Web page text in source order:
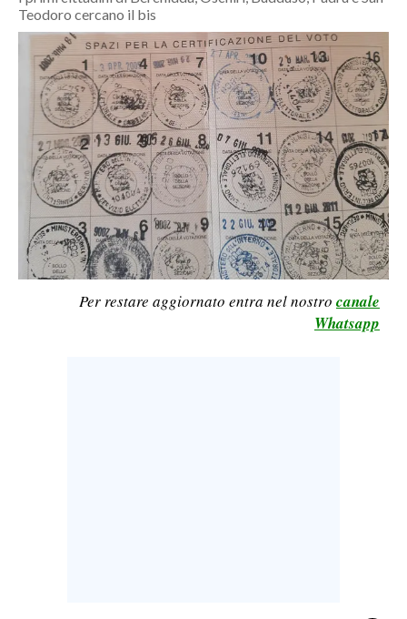
OGLIASTRA
AGENDA
CRONACA
ITALIA
MONDO
POLITICA
ECONOMIA
SERVIZI ALLE IMPRESE
Teodoro cercano il bis
Per restare aggiornato entra nel nostro canale
Whatsapp